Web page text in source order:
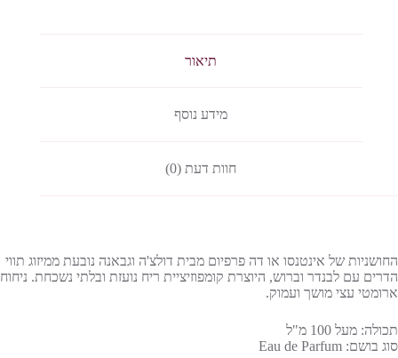
תיאור
מידע נוסף
חוות דעת (0)
החושניות של אינטנסו או דה פרפיום מבית דולצ'ה וגבאנה נובעת ממיזוג תווי
הדרים עם לבנדר וברוש, היוצרת קומפוזיציית ריח נועזת ובלתי נשכחת. ניחוח
ארומטי עצי מושך ועמוק.
תכולה: מעל 100 מ"ל
סוג בושם: Eau de Parfum